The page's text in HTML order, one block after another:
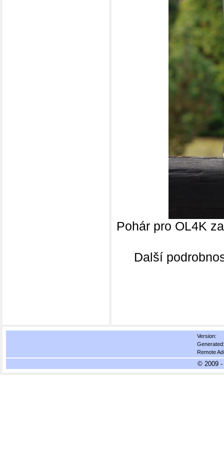
Pohár pro OL4K
Další
Version:
Remote
© 2009 -